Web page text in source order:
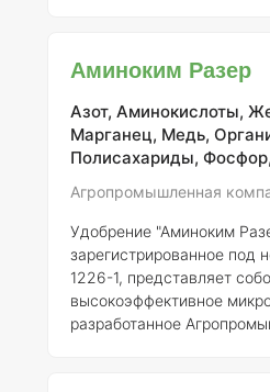
сельскохозяйственных
обладает высокой
способствует улучшению
питательных веществ
элементов:1.
Аминоким Разер
Азот, Аминокислоты,
Марганец, Медь,
Полисахариды,
Агропромышленная
Удобрение "Аминоким
зарегистрированное под
1226-1, представляет
высокоэффективное
разработанное